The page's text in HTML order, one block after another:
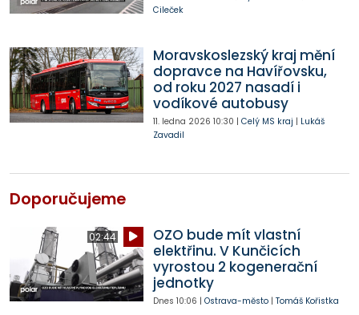
Cileček
Moravskoslezský kraj mění
dopravce na Havířovsku,
od roku 2027 nasadí i
vodíkové autobusy
11. ledna 2026 10:30 | Celý MS kraj | Lukáš
Zavadil
Doporučujeme
02:44
OZO bude mít vlastní
elektřinu. V Kunčicích
vyrostou 2 kogenerační
jednotky
Dnes 10:06 | Ostrava-město| Tomáš Kořistka